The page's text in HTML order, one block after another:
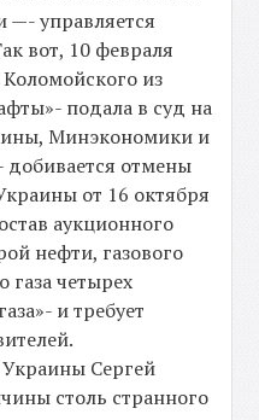
—- управляется
вот, 10 февраля
из
подала в суд на
Минэкономики и
отмены
от 16 октября
аукционного
нефти, газового
газа четырех
и требует
Сергей
столь странного